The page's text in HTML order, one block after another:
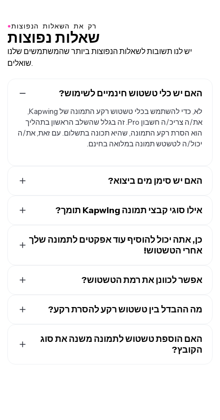
●רק את השאלות הנפוצות
שאלות נפוצות
יש לנו תשובות לשאלות הנפוצות ביותר שהמשתמשים שלנו
שואלים.
האם יש כלי טשטוש חינמיים לשימוש?
לא, כדי להשתמש בכלי טשטוש רקע התמונה של Kapwing,
את/ה צריכ/ה חשבון Pro. זה בגלל שהשלב הראשון בתהליך
הוא הסרת רקע התמונה, שהיא תכונה בתשלום. עם זאת, את/ה
יכול/ה לטשטש תמונה במלואה בחינם.
האם יש סימן מים ביצוא?
התמונות שאתה מייצא. אם אתה רוצה להוריד את סימן המים,
אילו סוגי קבצי תמונה Kapwing תומך?
WebP, PNG, ועוד.
כן, אתה יכול להוסיף עוד אפקטים לתמונה שלך
אחרי הטשטוש!
שלך.המר אותה לסרטון, הוסף טקסט, או החל פילטרים בתוךאפשר לכוונן את רמת הטשטוש?
כך שתוכל להחליט בדיוק איך הרקע שלך ייראה או יוסתר.
מה ההבדל בין טשטוש רקע להסרת רקע?
שהסרת הרקעמוחקת אותו לגמרי.
האם הוספת טשטוש לתמונה משנה את סוג
הקובץ?